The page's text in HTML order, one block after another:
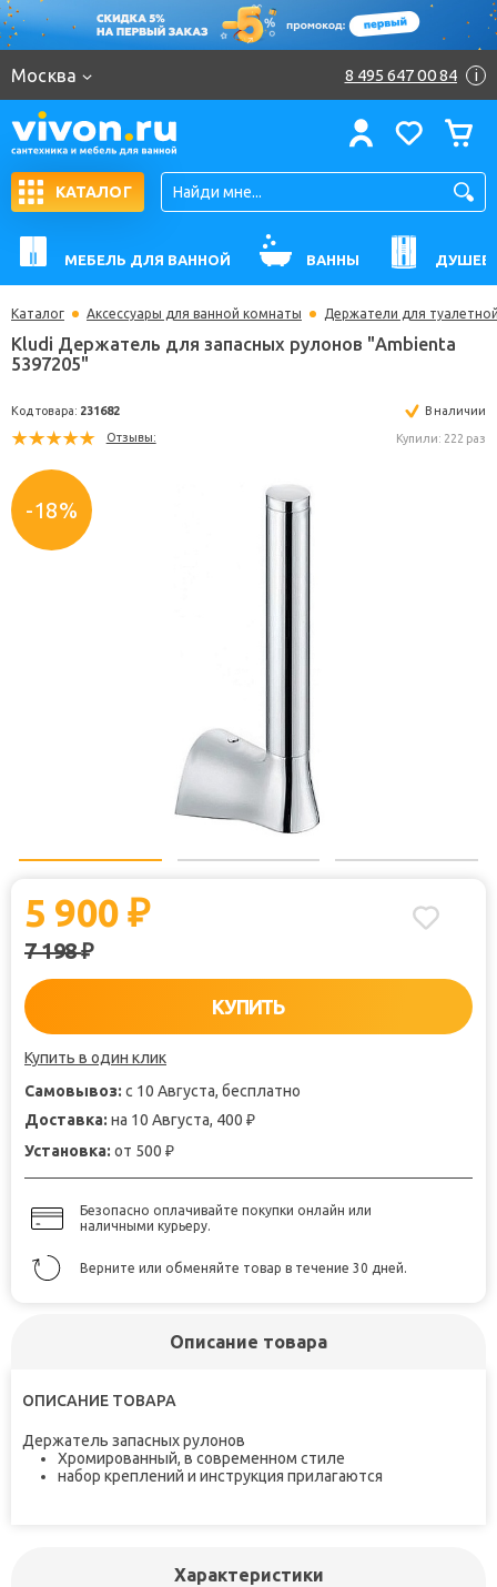
Москва 8 495 647 00 84 i
КАТАЛОГ
МЕБЕЛЬ ДЛЯ ВАННОЙ ВАННЫ
Каталог Аксессуары для ванной комнаты Держатели для
-18%
5 900₽
7 198₽
КУПИТЬ
Купить в один клик
Самовывоз: с 10 Августа, бесплатно
Доставка: на 10 Августа, 400 ₽
Установка: от 500 ₽
Безопасно оплачивайте покупки онлайн или
наличными курьеру.
Верните или обменяйте товар в течение 30 дней.
5397205"
Описание товара
ОПИСАНИЕ ТОВАРА
Держатель запасных рулонов
Хромированный, в современном стиле
набор креплений и инструкция прилагаются
Характеристики